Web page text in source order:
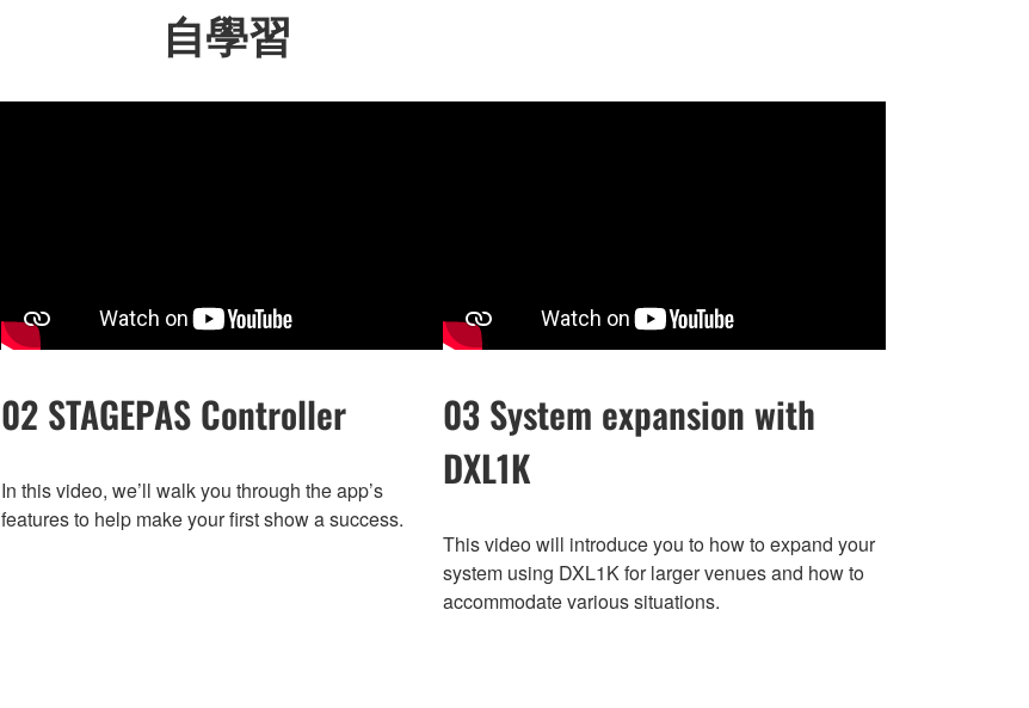
自學習
02 STAGEPAS Controller
In this video, we’ll walk you through the app’s
features to help make your first show a success.
03 System expansion with
DXL1K
This video will introduce you to how to expand your
system using DXL1K for larger venues and how to
accommodate various situations.